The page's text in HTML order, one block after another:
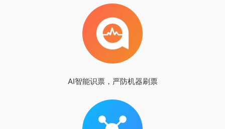
AI智能识票，严防机器刷票